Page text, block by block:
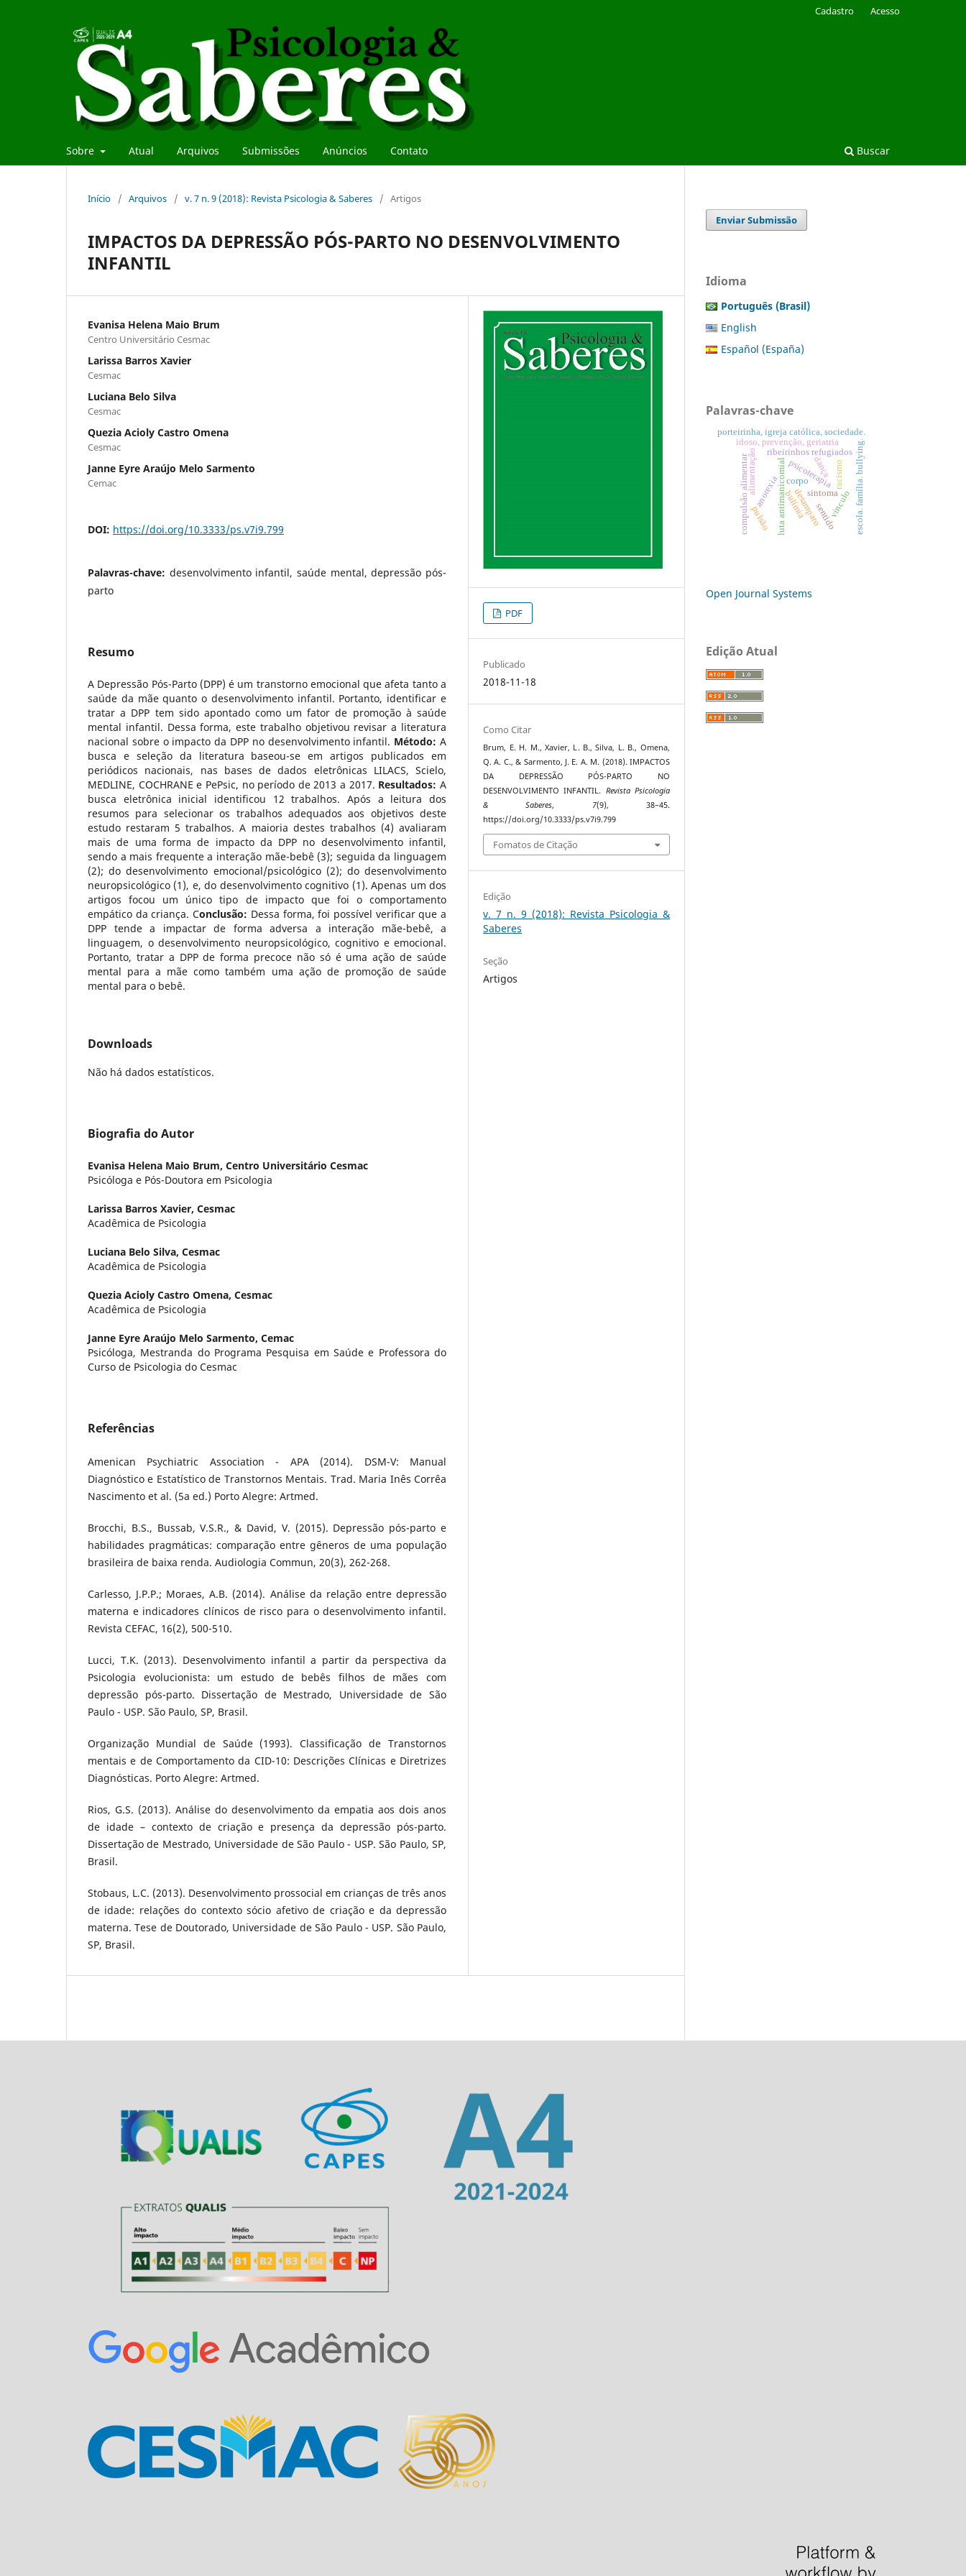
Sobre Atual Arquivos Submissões Anúncios Contato Buscar
Cadastro Acesso
Início / Arquivos / v. 7 n. 9 (2018): Revista Psicologia & Saberes / Artigos
IMPACTOS DA DEPRESSÃO PÓS-PARTO NO DESENVOLVIMENTO
INFANTIL
Evanisa Helena Maio Brum
Centro Universitário Cesmac
Larissa Barros Xavier
Cesmac
Luciana Belo Silva
Cesmac
Quezia Acioly Castro Omena
Cesmac
Janne Eyre Araújo Melo Sarmento
Cemac
DOI: https://doi.org/10.3333/ps.v7i9.799
Palavras-chave: desenvolvimento infantil, saúde mental, depressão pós-
parto
Resumo
A Depressão Pós-Parto (DPP) é um transtorno emocional que afeta tanto a
saúde da mãe quanto o desenvolvimento infantil. Portanto, identificar e
tratar a DPP tem sido apontado como um fator de promoção à saúde
mental infantil. Dessa forma, este trabalho objetivou revisar a literatura
nacional sobre o impacto da DPP no desenvolvimento infantil. Método:A
busca e seleção da literatura baseou-se em artigos publicados em
periódicos nacionais, nas bases de dados eletrônicas LILACS, Scielo,
MEDLINE, COCHRANE e PePsic, no período de 2013 a 2017. Resultados:A
busca eletrônica inicial identificou 12 trabalhos. Após a leitura dos
resumos para selecionar os trabalhos adequados aos objetivos deste
estudo restaram 5 trabalhos. A maioria destes trabalhos (4) avaliaram
mais de uma forma de impacto da DPP no desenvolvimento infantil,
sendo a mais frequente a interação mãe-bebê (3); seguida da linguagem
(2); do desenvolvimento emocional/psicológico (2); do desenvolvimento
neuropsicológico (1), e, do desenvolvimento cognitivo (1). Apenas um dos
artigos focou um único tipo de impacto que foi o comportamento
empático da criança. Conclusão: Dessa forma, foi possível verificar que a
DPP tende a impactar de forma adversa a interação mãe-bebê, a
linguagem, o desenvolvimento neuropsicológico, cognitivo e emocional.
Portanto, tratar a DPP de forma precoce não só é uma ação de saúde
mental para a mãe como também uma ação de promoção de saúde
mental para o bebê.
Downloads
Não há dados estatísticos.
Biografia do Autor
Evanisa Helena Maio Brum, Centro Universitário Cesmac
Psicóloga e Pós-Doutora em Psicologia
Larissa Barros Xavier, Cesmac
Acadêmica de Psicologia
Luciana Belo Silva, Cesmac
Acadêmica de Psicologia
Quezia Acioly Castro Omena, Cesmac
Acadêmica de Psicologia
Janne Eyre Araújo Melo Sarmento, Cemac
Psicóloga, Mestranda do Programa Pesquisa em Saúde e Professora do
Curso de Psicologia do Cesmac
Referências
Amenican Psychiatric Association - APA (2014). DSM-V: Manual
Diagnóstico e Estatístico de Transtornos Mentais. Trad. Maria Inês Corrêa
Nascimento et al. (5a ed.) Porto Alegre: Artmed.
Brocchi, B.S., Bussab, V.S.R., & David, V. (2015). Depressão pós-parto e
habilidades pragmáticas: comparação entre gêneros de uma população
brasileira de baixa renda. Audiologia Commun, 20(3), 262-268.
Carlesso, J.P.P.; Moraes, A.B. (2014). Análise da relação entre depressão
materna e indicadores clínicos de risco para o desenvolvimento infantil.
Revista CEFAC, 16(2), 500-510.
Lucci, T.K. (2013). Desenvolvimento infantil a partir da perspectiva da
Psicologia evolucionista: um estudo de bebês filhos de mães com
depressão pós-parto. Dissertação de Mestrado, Universidade de São
Paulo - USP. São Paulo, SP, Brasil.
Organização Mundial de Saúde (1993). Classificação de Transtornos
mentais e de Comportamento da CID-10: Descrições Clínicas e Diretrizes
Diagnósticas. Porto Alegre: Artmed.
Rios, G.S. (2013). Análise do desenvolvimento da empatia aos dois anos
de idade – contexto de criação e presença da depressão pós-parto.
Dissertação de Mestrado, Universidade de São Paulo - USP. São Paulo, SP,
Brasil.
Stobaus, L.C. (2013). Desenvolvimento prossocial em crianças de três anos
de idade: relações do contexto sócio afetivo de criação e da depressão
materna. Tese de Doutorado, Universidade de São Paulo - USP. São Paulo,
SP, Brasil.
PDF
Publicado
2018-11-18
Como Citar
Brum, E. H. M., Xavier, L. B., Silva, L. B., Omena,
Q. A. C., & Sarmento, J. E. A. M. (2018). IMPACTOS
DA DEPRESSÃO PÓS-PARTO NO
DESENVOLVIMENTO INFANTIL. Revista Psicologia
& Saberes, 7(9), 38–45.
https://doi.org/10.3333/ps.v7i9.799
Fomatos de Citação
Edição
v. 7 n. 9 (2018): Revista Psicologia &
Saberes
Seção
Artigos
Enviar Submissão
Idioma
Português (Brasil)
English
Español (España)
Palavras-chave
luta antimanicomialdesamparo
ribeirinhos refugiados
idoso, prevenção, geriatria
porteirinha, igreja católica, sociedade.
compulsão alimentar psicoterapia
alimentação escola. família. bullying.
dança
sintoma
bulimia
anorexia vínculo
racismo
sentido
pulsão
corpo
Open Journal Systems
Edição Atual